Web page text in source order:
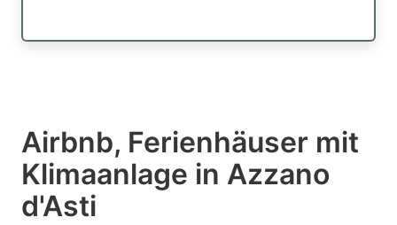
Airbnb, Ferienhäuser mit
Klimaanlage in Azzano
d'Asti